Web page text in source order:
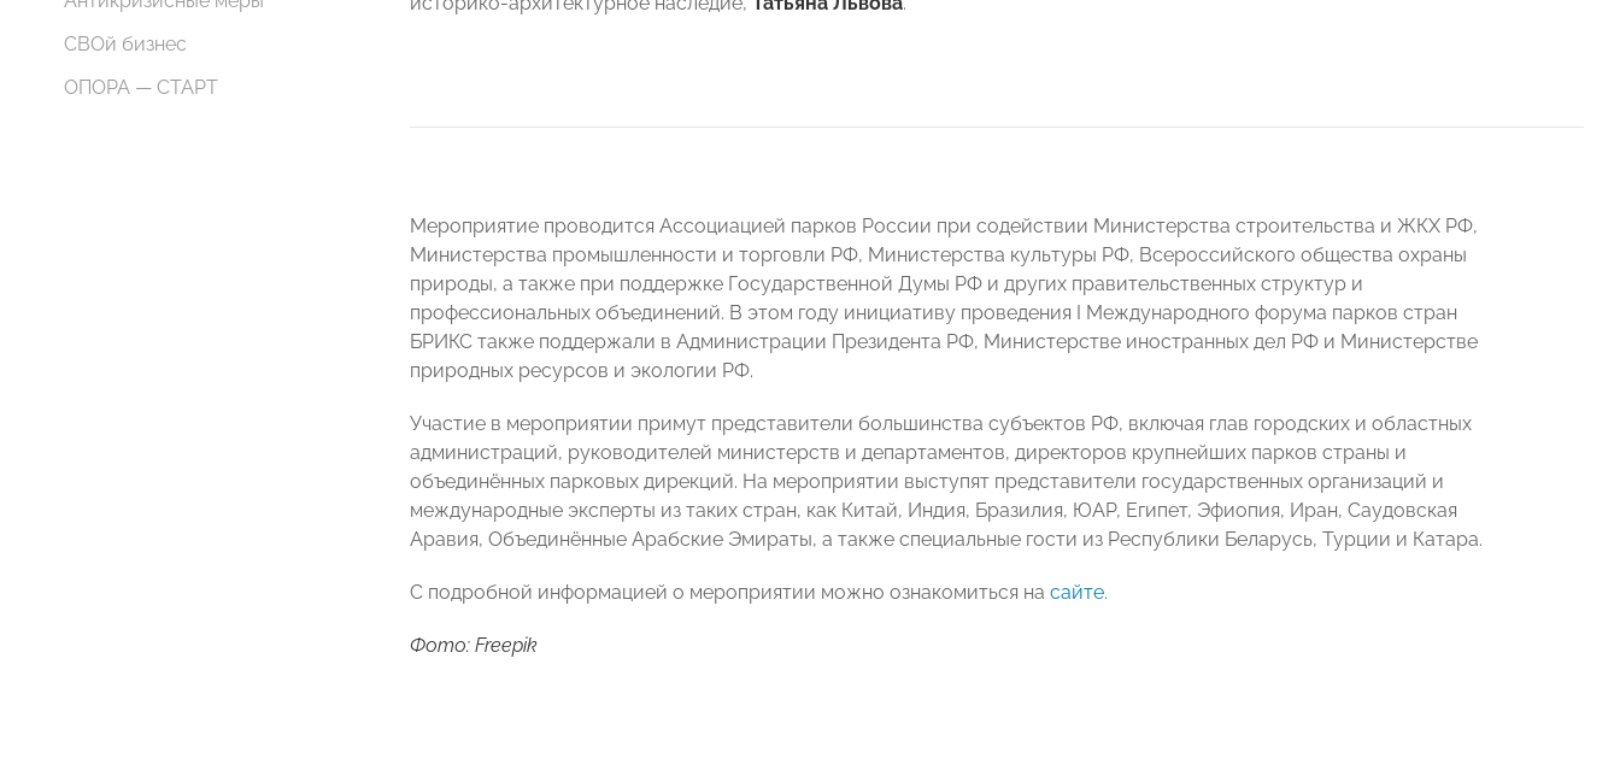
СВОй бизнес
ОПОРА — СТАРТ
Мероприятие проводится Ассоциацией парков России при содействии Министерства строительства и ЖКХ РФ,
Министерства промышленности и торговли РФ, Министерства культуры РФ, Всероссийского общества охраны
природы, а также при поддержке Государственной Думы РФ и других правительственных структур и
профессиональных объединений. В этом году инициативу проведения I Международного форума парков стран
БРИКС также поддержали в Администрации Президента РФ, Министерстве иностранных дел РФ и Министерстве
природных ресурсов и экологии РФ.
Участие в мероприятии примут представители большинства субъектов РФ, включая глав городских и областных
администраций, руководителей министерств и департаментов, директоров крупнейших парков страны и
объединённых парковых дирекций. На мероприятии выступят представители государственных организаций и
международные эксперты из таких стран, как Китай, Индия, Бразилия, ЮАР, Египет, Эфиопия, Иран, Саудовская
Аравия, Объединённые Арабские Эмираты, а также специальные гости из Республики Беларусь, Турции и Катара.
С подробной информацией о мероприятии можно ознакомиться на сайте.
Фото: Freepik